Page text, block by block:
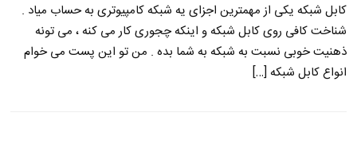
کابل شبکه یکی از مهمترین اجزای یه شبکه کامپیوتری به حساب میاد .
شناخت کافی روی کابل شبکه و اینکه چجوری کار می کنه ، می تونه
ذهنیت خوبی نسبت به شبکه به شما بده . من تو این پست می خوام
انواع کابل شبکه […]